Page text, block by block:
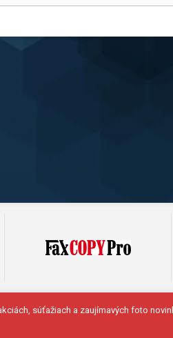
súťažiach a zaujímavých foto